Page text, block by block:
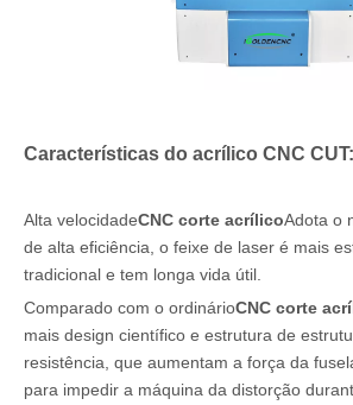
Características do acrílico CNC CUT:
Alta velocidadeCNC corte acrílicoAdota o
de alta eficiência, o feixe de laser é mais
tradicional e tem longa vida útil.
Comparado com o ordinárioCNC corte
mais design científico e estrutura de
resistência, que aumentam a força da
para impedir a máquina da distorção